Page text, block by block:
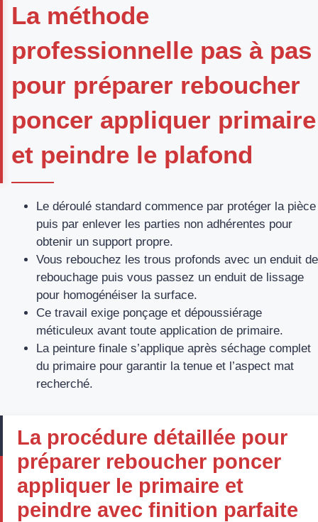
La méthode
professionnelle pas à pas
pour préparer reboucher
poncer appliquer primaire
et peindre le plafond
Le déroulé standard commence par protéger la pièce
puis par enlever les parties non adhérentes pour
obtenir un support propre.
Vous rebouchez les trous profonds avec un enduit de
rebouchage puis vous passez un enduit de lissage
pour homogénéiser la surface.
Ce travail exige ponçage et dépoussiérage
méticuleux avant toute application de primaire.
La peinture finale s’applique après séchage complet
du primaire pour garantir la tenue et l’aspect mat
recherché.
La procédure détaillée pour
préparer reboucher poncer
appliquer le primaire et
peindre avec finition parfaite